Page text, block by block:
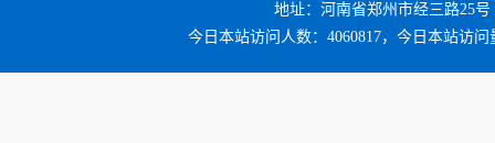
地址：河南省郑州市经三路25号
今日本站访问人数：4060817，今日本站访问